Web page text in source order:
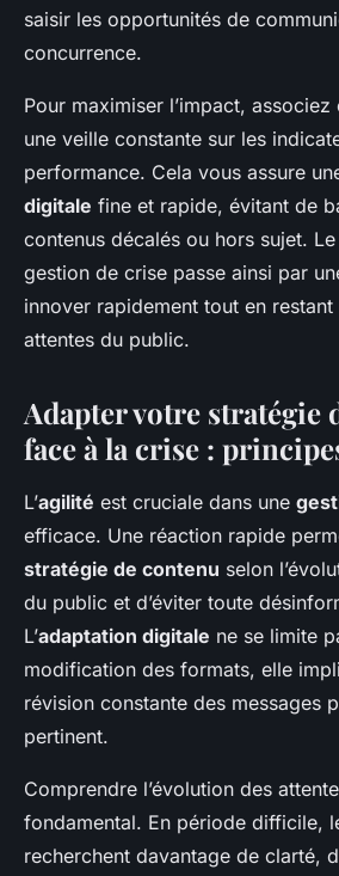
saisir les opportunités de
concurrence.
Pour maximiser l’impact,
une veille constante sur les
performance. Cela vous assure
digitale fine et rapide, évitant de
contenus décalés ou hors sujet. Le
gestion de crise passe ainsi par
innover rapidement tout en
attentes du public.
Adapter votre stratégie
face à la crise :
L’agilité est cruciale dans une
efficace. Une réaction rapide
stratégie de contenu selon
du public et d’éviter toute
L’adaptation digitale ne se limite
modification des formats, elle
révision constante des messages
pertinent.
Comprendre l’évolution des
fondamental. En période difficile,
recherchent davantage de clarté,